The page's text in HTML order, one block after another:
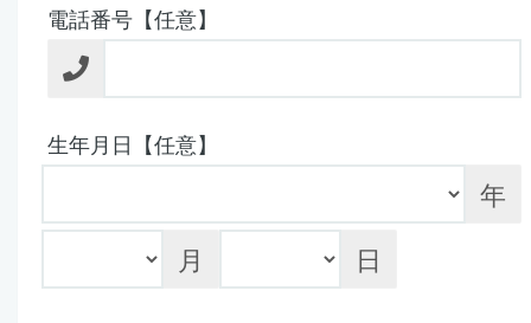
電話番号【任意】
生年月日【任意】
年
月
日